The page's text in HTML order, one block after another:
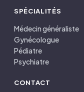
SPÉCIALITÉS
Médecin généraliste
Gynécologue
Pédiatre
Psychiatre
CONTACT